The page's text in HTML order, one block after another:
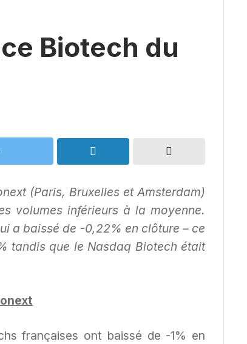
Biotech du
(Paris, Bruxelles et Amsterdam)
volumes inférieurs à la moyenne.
a baissé de -0,22% en clôture – ce
tandis que le Nasdaq Biotech était
françaises ont baissé de -1% en